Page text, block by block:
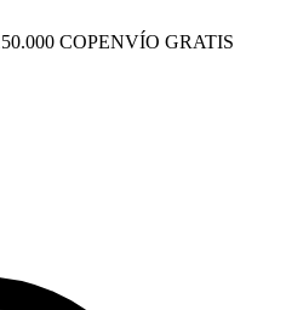
COPENVÍO GRATIS